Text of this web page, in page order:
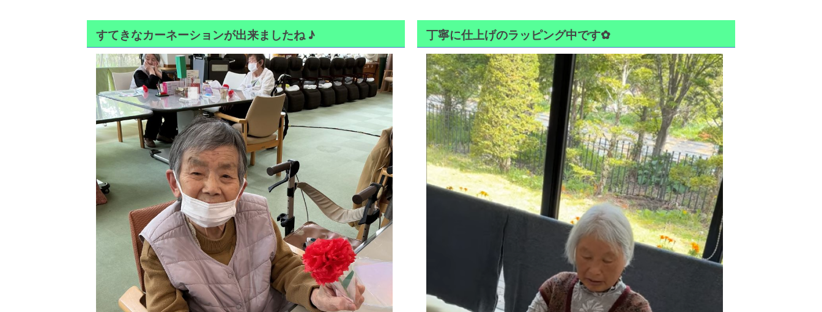
すてきなカーネーションが出来ましたね ♪ 丁寧に仕上げのラッピング中です✿